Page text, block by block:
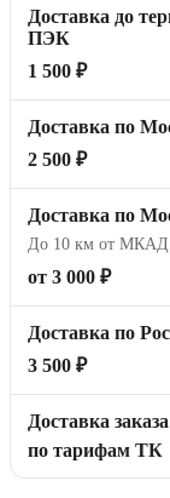
Доставка до
ПЭК
1 500 ₽
Доставка по
2 500 ₽
Доставка по
До 10 км от
от 3 000 ₽
Доставка по
3 500 ₽
Доставка
по тарифам ТК